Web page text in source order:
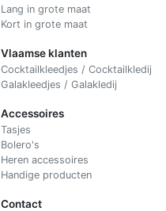
Lang in grote maat
Kort in grote maat
Vlaamse klanten
Cocktailkleedjes / Cocktailkledij
Galakleedjes / Galakledij
Accessoires
Tasjes
Bolero's
Heren accessoires
Handige producten
Contact